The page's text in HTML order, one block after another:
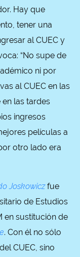
Hay que
tener una
al CUEC y
“No supe de
ni por
al CUEC en las
las tardes
ingresos
películas a
otro lado era
Joskowiczfue
de Estudios
en sustitución de
. Con él no sólo
CUEC, sino